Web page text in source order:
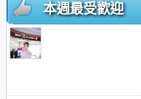
本週最受歡迎